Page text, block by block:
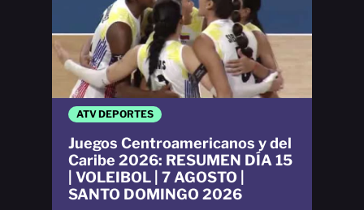
ATV DEPORTES
Juegos Centroamericanos y del
Caribe 2026: RESUMEN DÍA 15
| VOLEIBOL | 7 AGOSTO |
SANTO DOMINGO 2026